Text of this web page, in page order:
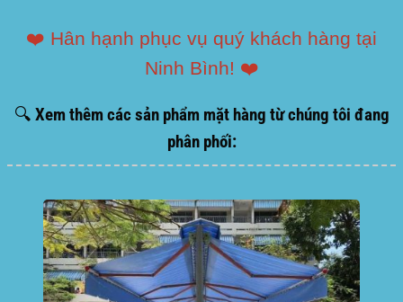
❤️ Hân hạnh phục vụ quý khách hàng tại
Ninh Bình! ❤️
🔍 Xem thêm các sản phẩm mặt hàng từ chúng tôi đang
phân phối: